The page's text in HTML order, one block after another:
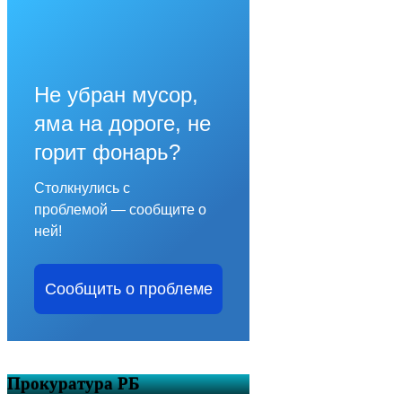
Не убран мусор,
яма на дороге, не
горит фонарь?
Столкнулись с
проблемой — сообщите о
ней!
Сообщить о проблеме
Прокуратура РБ